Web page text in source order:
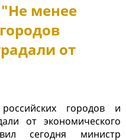
менее
от
городов и
от экономического
сегодня министр